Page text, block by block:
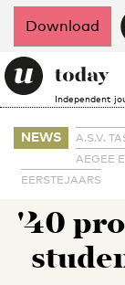
Download
Independent
NEWS A.S.V.
AEGEE
EERSTEJAARS
'40